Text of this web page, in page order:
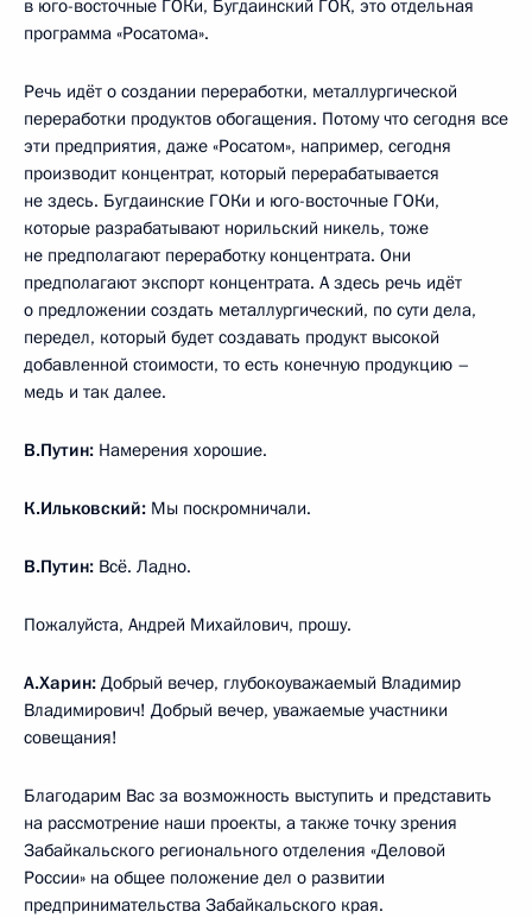
в юго-восточные ГОКи, Бугдаинский ГОК, это отдельная
программа «Росатома».
Речь идёт о создании переработки, металлургической
переработки продуктов обогащения. Потому что сегодня все
эти предприятия, даже «Росатом», например, сегодня
производит концентрат, который перерабатывается
не здесь. Бугдаинские ГОКи и юго-восточные ГОКи,
которые разрабатывают норильский никель, тоже
не предполагают переработку концентрата. Они
предполагают экспорт концентрата. А здесь речь идёт
о предложении создать металлургический, по сути дела,
передел, который будет создавать продукт высокой
добавленной стоимости, то есть конечную продукцию –
медь и так далее.
В.Путин: Намерения хорошие.
К.Ильковский: Мы поскромничали.
В.Путин: Всё. Ладно.
Пожалуйста, Андрей Михайлович, прошу.
А.Харин: Добрый вечер, глубокоуважаемый Владимир
Владимирович! Добрый вечер, уважаемые участники
совещания!
Благодарим Вас за возможность выступить и представить
на рассмотрение наши проекты, а также точку зрения
Забайкальского регионального отделения «Деловой
России» на общее положение дел о развитии
предпринимательства Забайкальского края.